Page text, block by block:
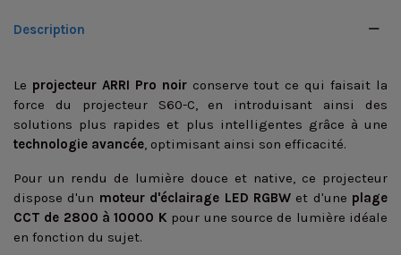
Description
Le projecteur ARRI Pro noirconserve tout ce qui faisait la
force du projecteur S60-C, en introduisant ainsi des
solutions plus rapides et plus intelligentes grâce à une
technologie avancée, optimisant ainsi son efficacité.
Pour un rendu de lumière douce et native, ce projecteur
dispose d'un moteur d'éclairage LED RGBWet d'une plage
CCT de 2800 à 10000 Kpour une source de lumière idéale
en fonction du sujet.